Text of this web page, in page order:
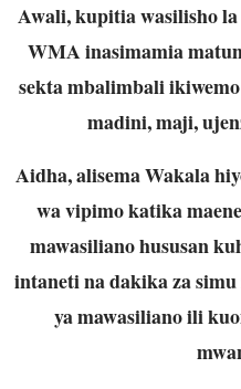
Awali, kupitia wasilisho
WMA inasimamia
sekta mbalimbali
madini, maji,
Aidha, alisema Wakala
wa vipimo katika
mawasiliano hususan
intaneti na dakika za
ya mawasiliano ili